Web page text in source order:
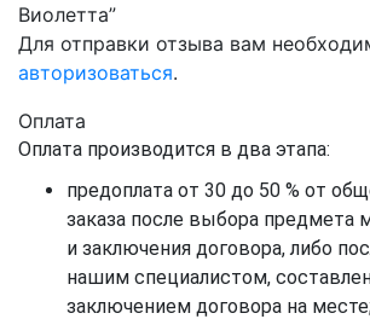
Виолетта”
Для отправки отзыва вам
авторизоваться.
Оплата
Оплата производится в два этапа:
предоплата от 30 до 50 % от
заказа после выбора предмета
и заключения договора, либо
нашим специалистом,
заключением договора на